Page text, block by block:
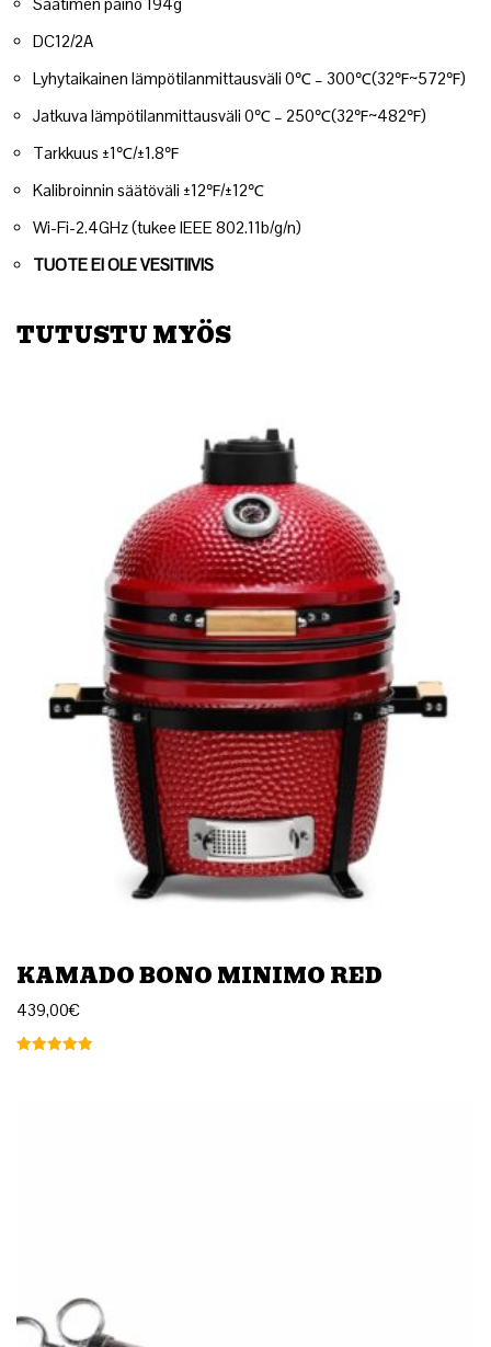
DC12/2A
Lyhytaikainen lämpötilanmittausväli 0℃ – 300℃(32℉~572℉)
Jatkuva lämpötilanmittausväli 0℃ – 250℃(32℉~482℉)
Tarkkuus ±1℃/±1.8℉
Kalibroinnin säätöväli ±12℉/±12℃
Wi-Fi-2.4GHz (tukee IEEE 802.11b/g/n)
TUOTE EI OLE VESITIIVIS
TUTUSTU MYÖS
KAMADO BONO MINIMO RED
439,00€